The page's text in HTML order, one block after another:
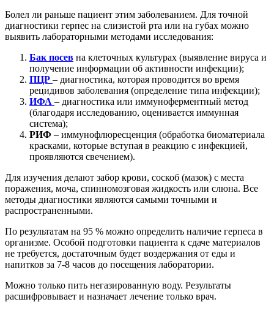
Болел ли раньше пациент этим заболеванием. Для точной
диагностики герпес на слизистой рта или на губах можно
выявить лабораторными методами исследования:
Бак посев на клеточных культурах (выявление вируса и
получение информации об активности инфекции);
ПЦР – диагностика, которая проводится во время
рецидивов заболевания (определение типа инфекции);
ИФА – диагностика или иммуноферментный метод
(благодаря исследованию, оценивается иммунная
система);
РИФ – иммунофлюресценция (обработка биоматериала
красками, которые вступая в реакцию с инфекцией,
проявляются свечением).
Для изучения делают забор крови, соскоб (мазок) с места
поражения, моча, спинномозговая жидкость или слюна. Все
методы диагностики являются самыми точными и
распространенными.
По результатам на 95 % можно определить наличие герпеса в
организме. Особой подготовки пациента к сдаче материалов
не требуется, достаточным будет воздержания от еды и
напитков за 7-8 часов до посещения лаборатории.
Можно только пить негазированную воду. Результаты
расшифровывает и назначает лечение только врач.